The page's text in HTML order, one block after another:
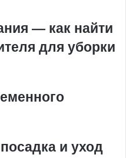
— как найти
для уборки
и уход